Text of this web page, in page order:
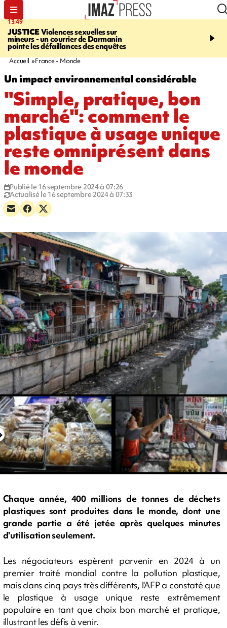
13:49
JUSTICEViolences sexuelles sur
mineurs - un courrier de Darmanin
pointe les défaillances des enquêtes
17:59
Corniche - la route du
Accueil France - Monde
Un impact environnemental considérable
"Simple, pratique, bon
marché": comment le
plastique à usage unique
reste omniprésent dans
le monde
Publié le 16 septembre 2024 à 07:26
Actualisé le 16 septembre 2024 à 07:33
Chaque année, 400 millions de tonnes de déchets
plastiques sont produites dans le monde, dont une
grande partie a été jetée après quelques minutes
d'utilisation seulement.
Les négociateurs espèrent parvenir en 2024 à un
premier traité mondial contre la pollution plastique,
mais dans cinq pays très différents, l'AFP a constaté que
le plastique à usage unique reste extrêmement
populaire en tant que choix bon marché et pratique,
illustrant les défis à venir.